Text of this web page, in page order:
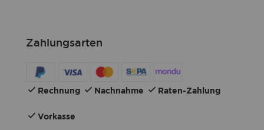
Zahlungsarten
Rechnung Nachnahme Raten-Zahlung
Vorkasse